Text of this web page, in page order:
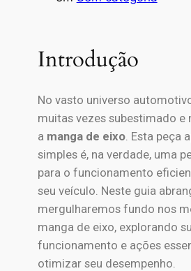
Introdução
No vasto universo
muitas vezes subestimado e
a manga de eixo. Esta peça
simples é, na verdade, uma
para o funcionamento
seu veículo. Neste guia
mergulharemos fundo nos
manga de eixo, explorando
funcionamento e ações
otimizar seu desempenho.